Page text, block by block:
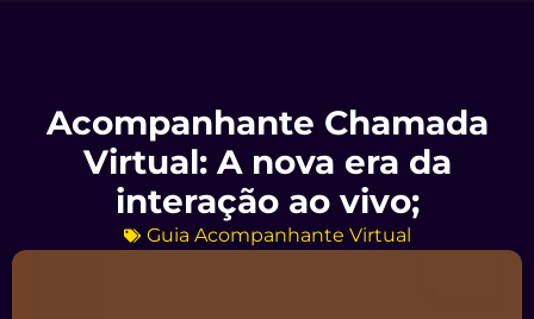
Acompanhante Chamada
Virtual: A nova era da
interação ao vivo;
Guia Acompanhante Virtual